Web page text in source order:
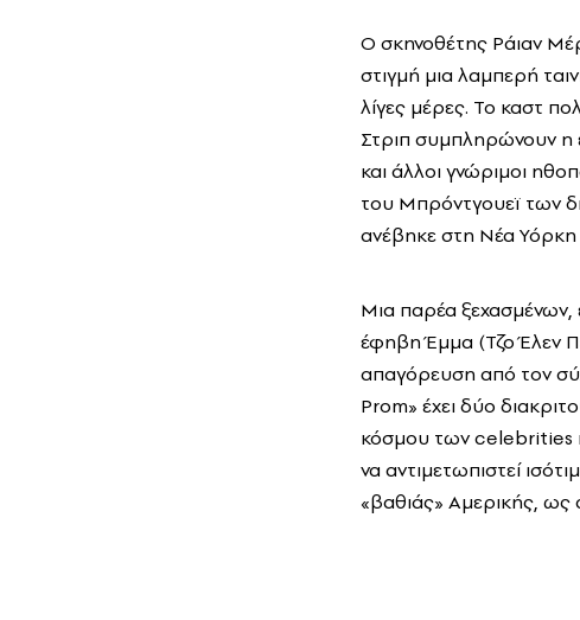
Ο σκηνοθέτης Ράιαν
στιγμή μια λαμπερή
λίγες μέρες. Το καστ
Στριπ συμπληρώνουν η
και άλλοι γνώριμοι
του Μπρόντγουεϊ των
ανέβηκε στη Νέα Υόρκη
Μια παρέα ξεχασμένων,
έφηβη Έμμα (Τζο Έλεν
απαγόρευση από τον
Prom» έχει δύο
κόσμου των celebrities
να αντιμετωπιστεί
«βαθιάς» Αμερικής, ως